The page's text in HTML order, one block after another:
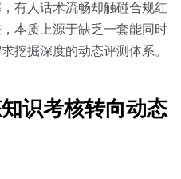
有人话术流畅却触碰合规红
本质上源于缺乏一套能同时
挖掘深度的动态评测体系。
识考核转向动态